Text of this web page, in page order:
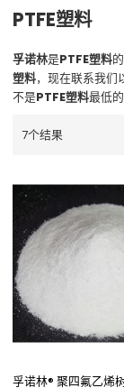
PTFE塑料
孚诺林是PTFE塑料
塑料，现在联系我们
不是PTFE塑料最低
7个结果
孚诺林® 聚四氟乙烯